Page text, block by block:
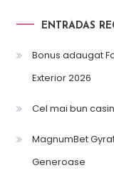
ENTRADAS
Bonus adaugat
Exterior 2026
Cel mai bun
MagnumBet
Generoase